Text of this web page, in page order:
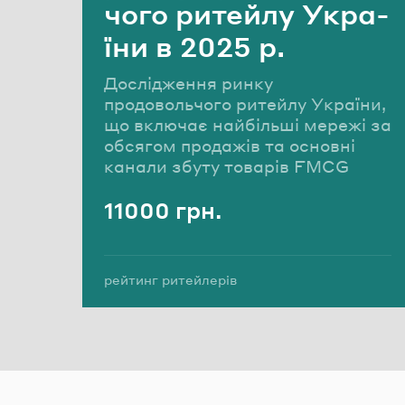
чо­го ри­тей­лу Укра­
ї­ни в 2025 р.
Дослідження ринку
продовольчого ритейлу України,
що включає найбільші мережі за
обсягом продажів та основні
канали збуту товарів FMCG
Вартість
11000 грн.
Теги:
рейтинг ритейлерів
аналіз ринку ритейлу